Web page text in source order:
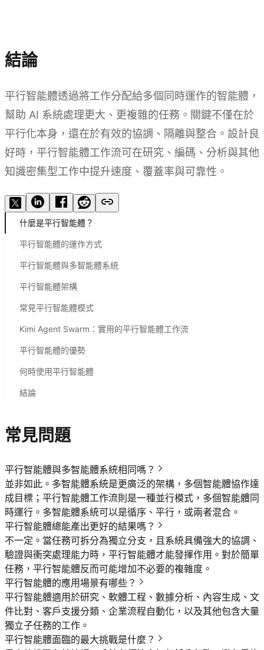
結論
平行智能體透過將工作分配給多個同時運作的智能體，
幫助 AI 系統處理更大、更複雜的任務。關鍵不僅在於
平行化本身，還在於有效的協調、隔離與整合。設計良
好時，平行智能體工作流可在研究、編碼、分析與其他
知識密集型工作中提升速度、覆蓋率與可靠性。
什麼是平行智能體？
平行智能體的運作方式
平行智能體與多智能體系統
平行智能體架構
常見平行智能體模式
Kimi Agent Swarm：實用的平行智能體工作流
平行智能體的優勢
何時使用平行智能體
結論
常見問題
平行智能體與多智能體系統相同嗎？
並非如此。多智能體系統是更廣泛的架構，多個智能體協作達
成目標；平行智能體工作流則是一種並行模式，多個智能體同
時運行。多智能體系統可以是循序、平行，或兩者混合。
平行智能體總能產出更好的結果嗎？
不一定。當任務可拆分為獨立分支，且系統具備強大的協調、
驗證與衝突處理能力時，平行智能體才能發揮作用。對於簡單
任務，平行智能體反而可能增加不必要的複雜度。
平行智能體的應用場景有哪些？
平行智能體適用於研究、軟體工程、數據分析、內容生成、文
件比對、客戶支援分類、企業流程自動化，以及其他包含大量
獨立子任務的工作。
平行智能體面臨的最大挑戰是什麼？